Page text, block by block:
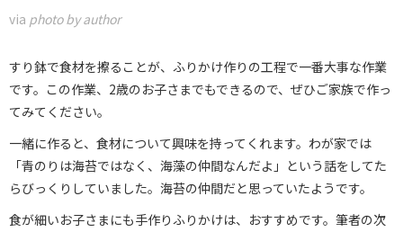
via photo by author
すり鉢で食材を擦ることが、ふりかけ作りの工程で一番大事な作業
です。この作業、2歳のお子さまでもできるので、ぜひご家族で作っ
てみてください。
一緒に作ると、食材について興味を持ってくれます。わが家では
「青のりは海苔ではなく、海藻の仲間なんだよ」という話をしてた
らびっくりしていました。海苔の仲間だと思っていたようです。
食が細いお子さまにも手作りふりかけは、おすすめです。筆者の次